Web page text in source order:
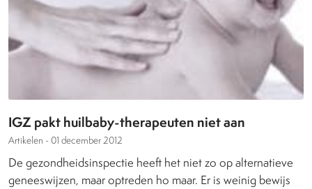
IGZ pakt huilbaby-therapeuten niet aan
Artikelen - 01 december 2012
De gezondheidsinspectie heeft het niet zo op alternatieve
geneeswijzen, maar optreden ho maar. Er is weinig bewijs